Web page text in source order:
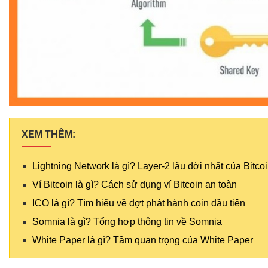
XEM THÊM:
Lightning Network là gì? Layer-2 lâu đời nhất của
Ví Bitcoin là gì? Cách sử dụng ví Bitcoin an toàn
ICO là gì? Tìm hiểu về đợt phát hành coin đầu tiên
Somnia là gì? Tổng hợp thông tin về Somnia
White Paper là gì? Tầm quan trọng của White Paper